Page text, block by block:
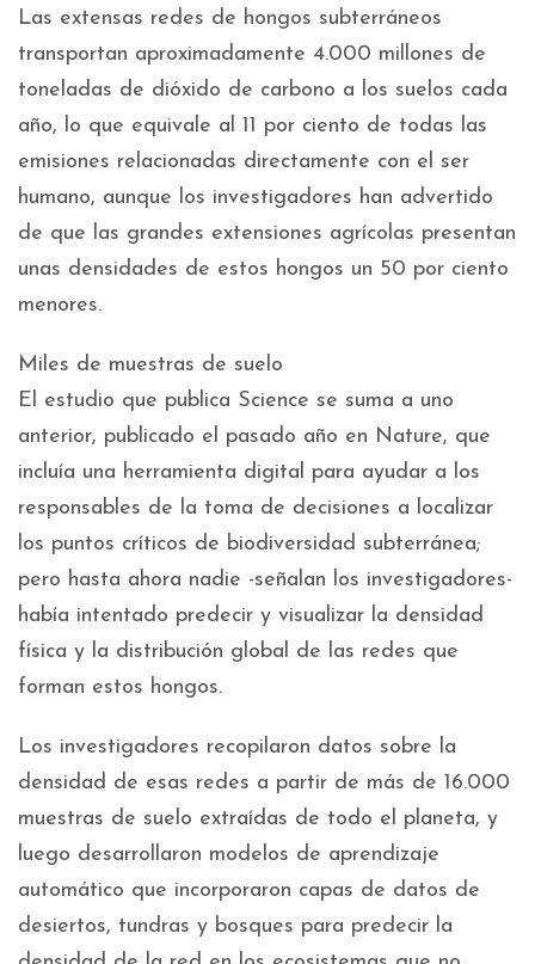
Las extensas redes de hongos subterráneos
transportan aproximadamente 4.000 millones de
toneladas de dióxido de carbono a los suelos cada
año, lo que equivale al 11 por ciento de todas las
emisiones relacionadas directamente con el ser
humano, aunque los investigadores han advertido
de que las grandes extensiones agrícolas presentan
unas densidades de estos hongos un 50 por ciento
menores.
Miles de muestras de suelo
El estudio que publica Science se suma a uno
anterior, publicado el pasado año en Nature, que
incluía una herramienta digital para ayudar a los
responsables de la toma de decisiones a localizar
los puntos críticos de biodiversidad subterránea;
pero hasta ahora nadie -señalan los investigadores-
había intentado predecir y visualizar la densidad
física y la distribución global de las redes que
forman estos hongos.
Los investigadores recopilaron datos sobre la
densidad de esas redes a partir de más de 16.000
muestras de suelo extraídas de todo el planeta, y
luego desarrollaron modelos de aprendizaje
automático que incorporaron capas de datos de
desiertos, tundras y bosques para predecir la